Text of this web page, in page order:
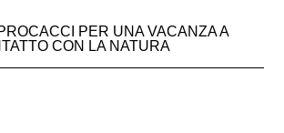
PER UNA VACANZA A
CON LA NATURA